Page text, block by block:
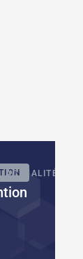
ACTUALITÉS